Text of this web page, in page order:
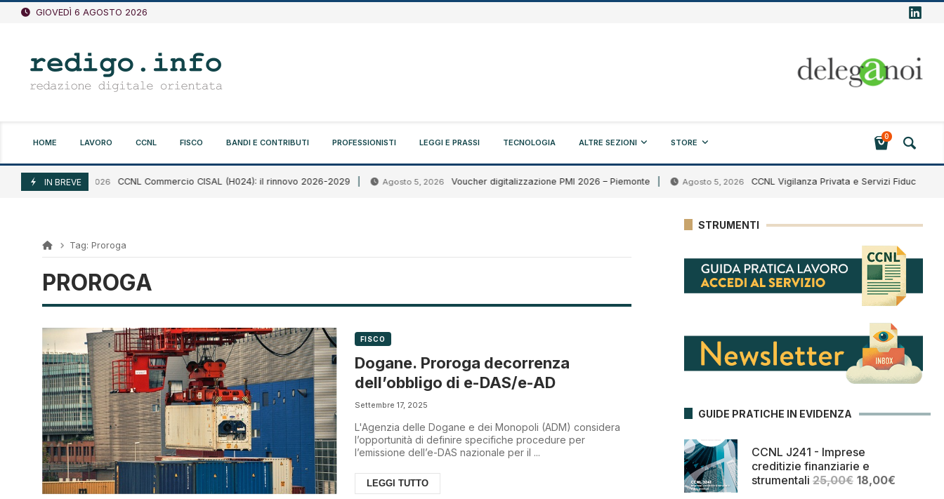
Vai
GIOVEDÌ 6 AGOSTO 2026
HOME LAVORO CCNL FISCO BANDI E CONTRIBUTI PROFESSIONISTI LEGGI E PRASSI TECNOLOGIA ALTRE SEZIONI STORE
0
IN BREVE
Agosto 6, 2026 CCNL Commercio CISAL (H024): il rinnovo 2026-2029 Agosto 5, 2026 Voucher digitalizzazione PMI 2026 – Piemonte Agosto 5, 2026 CCNL Vigilanza Privata e Servizi Fiduciari (HV51):
Tag: Proroga
PROROGA
FISCO
Dogane. Proroga decorrenza
dell’obbligo di e-DAS/e-AD
Settembre 17, 2025
L'Agenzia delle Dogane e dei Monopoli (ADM) considera
l’opportunità di definire specifiche procedure per
l’emissione dell’e-DAS nazionale per il ...
LEGGI TUTTO
STRUMENTI
GUIDE PRATICHE IN EVIDENZA
CCNL J241 - Imprese
creditizie finanziarie e
strumentali 25,00€ Il
18,00€Il